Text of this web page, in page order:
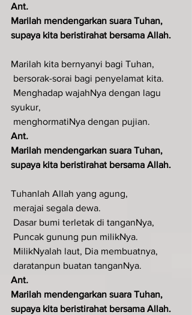
Ant.
Marilah mendengarkan suara Tuhan,
supaya kita beristirahat bersama Allah.
Marilah kita bernyanyi bagi Tuhan,
bersorak-sorai bagi penyelamat kita.
syukur,
menghormatiNya dengan pujian.
Ant.
Marilah mendengarkan suara Tuhan,
supaya kita beristirahat bersama Allah.
Tuhanlah Allah yang agung,
merajai segala dewa.
Dasar bumi terletak di tanganNya,
Puncak gunung pun milikNya.
MilikNyalah laut, Dia membuatnya,
daratanpun buatan tanganNya.
Ant.
Marilah mendengarkan suara Tuhan,
supaya kita beristirahat bersama Allah.